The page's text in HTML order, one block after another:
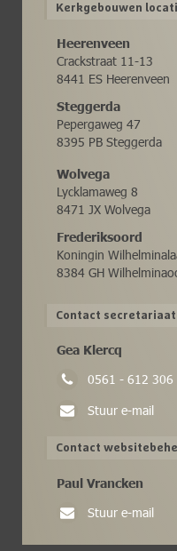
Kerkgebouwen
Heerenveen
Crackstraat 11-13
8441 ES Heerenveen
Steggerda
Pepergaweg 47
8395 PB Steggerda
Wolvega
Lycklamaweg 8
8471 JX Wolvega
Frederiksoord
Koningin
8384 GH
Contact secretariaat
Gea Klercq
0561 - 612 306
Stuur e-mail
Contact
Paul Vrancken
Stuur e-mail